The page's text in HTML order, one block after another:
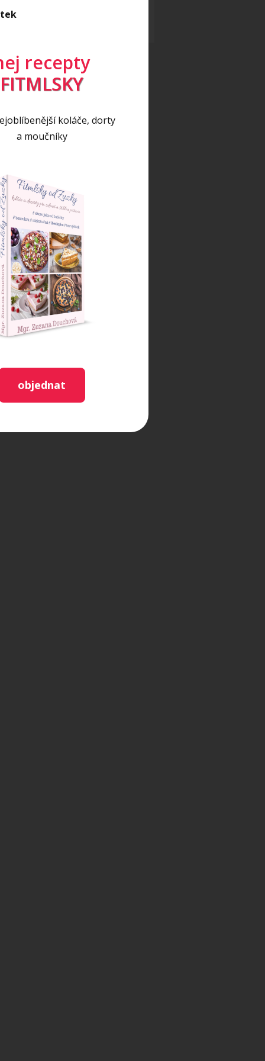
recepty
FITMLSKY
koláče, dorty
a moučníky
objednat